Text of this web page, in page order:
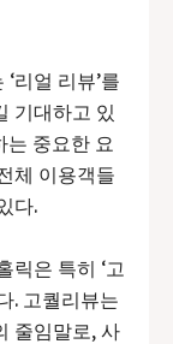
리얼 리뷰’를
기대하고 있
는 중요한 요
체 이용객들
다.
릭은 특히 ‘고
. 고퀄리뷰는
줄임말로, 사